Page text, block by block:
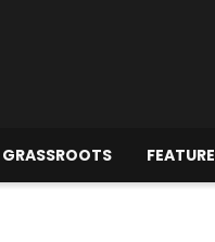
GRASSROOTS FEATURE